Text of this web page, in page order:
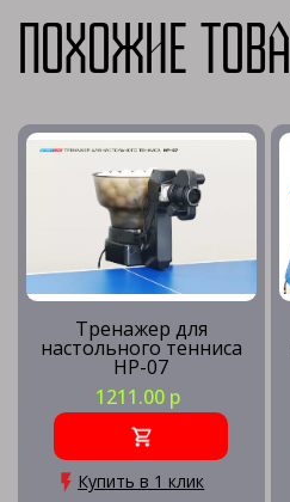
Похожие
Тренажер для
настольного тенниса
HP-07
1211.00 р
Купить в 1 клик